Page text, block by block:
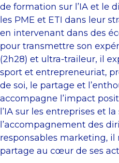
de formation sur l’IA et le
les PME et ETI dans leur
en intervenant dans des
pour transmettre son
(2h28) et ultra-traileur, il
sport et entrepreneuriat,
de soi, le partage et
accompagne l’impact
l’IA sur les entreprises et
l’accompagnement des
responsables marketing, il
partage au cœur de ses